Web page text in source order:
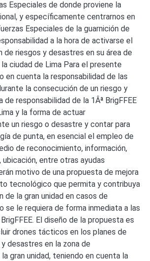
Especiales de donde proviene la
y específicamente centrarnos en
Especiales de la guarnición de
a la hora de activarse el
de riesgos y desastres en su área de
ciudad de Lima Para el presente
en cuenta la responsabilidad de las
la consecución de un riesgo y
de responsabilidad de la 1Âª BrigFFEE
y la forma de actuar
un riesgo o desastre y contar para
de punta, en esencial el empleo de
de reconocimiento, información,
entre otras ayudas
motivo de una propuesta de mejora
tecnológico que permita y contribuya
de la gran unidad en casos de
se le requiera de forma inmediata a las
El diseño de la propuesta es
drones tácticos en los planes de
desastres en la zona de
gran unidad, teniendo en cuenta la